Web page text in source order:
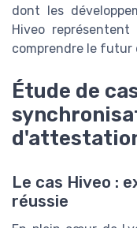
dont les
Hiveo
comprendre le futur
Étude de
Le cas Hiveo :
réussie